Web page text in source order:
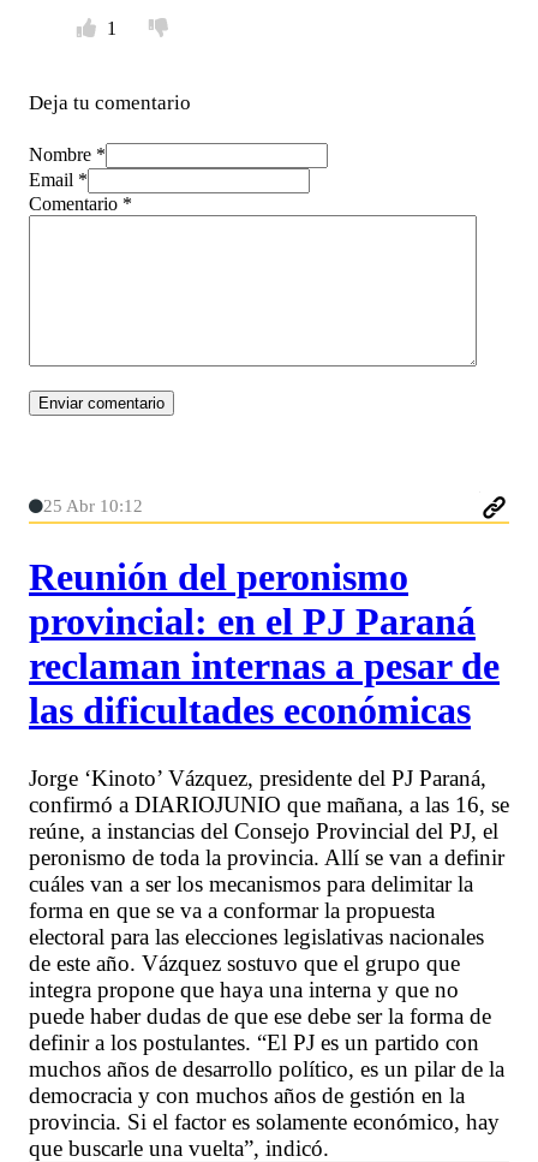
1
Deja tu comentario
Nombre *
Email *
Comentario *
25 Abr 10:12
Reunión del peronismo
provincial: en el PJ Paraná
reclaman internas a pesar de
las dificultades económicas
Jorge ‘Kinoto’ Vázquez, presidente del PJ Paraná,
confirmó a DIARIOJUNIO que mañana, a las 16, se
reúne, a instancias del Consejo Provincial del PJ, el
peronismo de toda la provincia. Allí se van a definir
cuáles van a ser los mecanismos para delimitar la
forma en que se va a conformar la propuesta
electoral para las elecciones legislativas nacionales
de este año. Vázquez sostuvo que el grupo que
integra propone que haya una interna y que no
puede haber dudas de que ese debe ser la forma de
definir a los postulantes. “El PJ es un partido con
muchos años de desarrollo político, es un pilar de la
democracia y con muchos años de gestión en la
provincia. Si el factor es solamente económico, hay
que buscarle una vuelta”, indicó.